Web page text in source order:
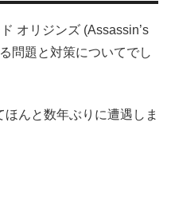
オリジンズ (Assassin’s
問題と対策についてでし
んと数年ぶりに遭遇しま